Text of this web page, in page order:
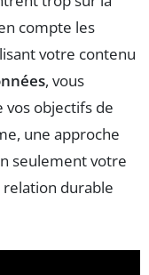
compte les
votre contenu
, vous
vos objectifs de
une approche
seulement votre
durable